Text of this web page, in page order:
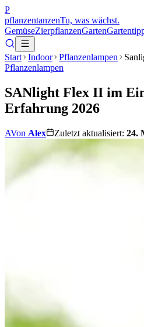
P
pflanzentanzenTu, was wächst.
GemüseZierpflanzenGarten
Start Indoor Pflanzenlampen
Pflanzenlampen
SANlight Flex II im
Erfahrung 2026
AVon Alex Zuletzt aktualisiert: 24.